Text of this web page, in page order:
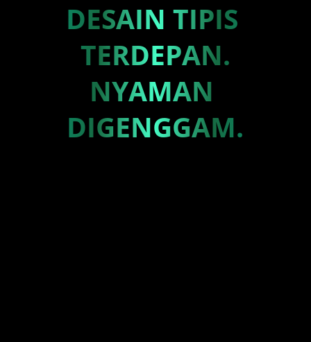
DESAIN TIPIS
TERDEPAN.
NYAMAN
DIGENGGAM.